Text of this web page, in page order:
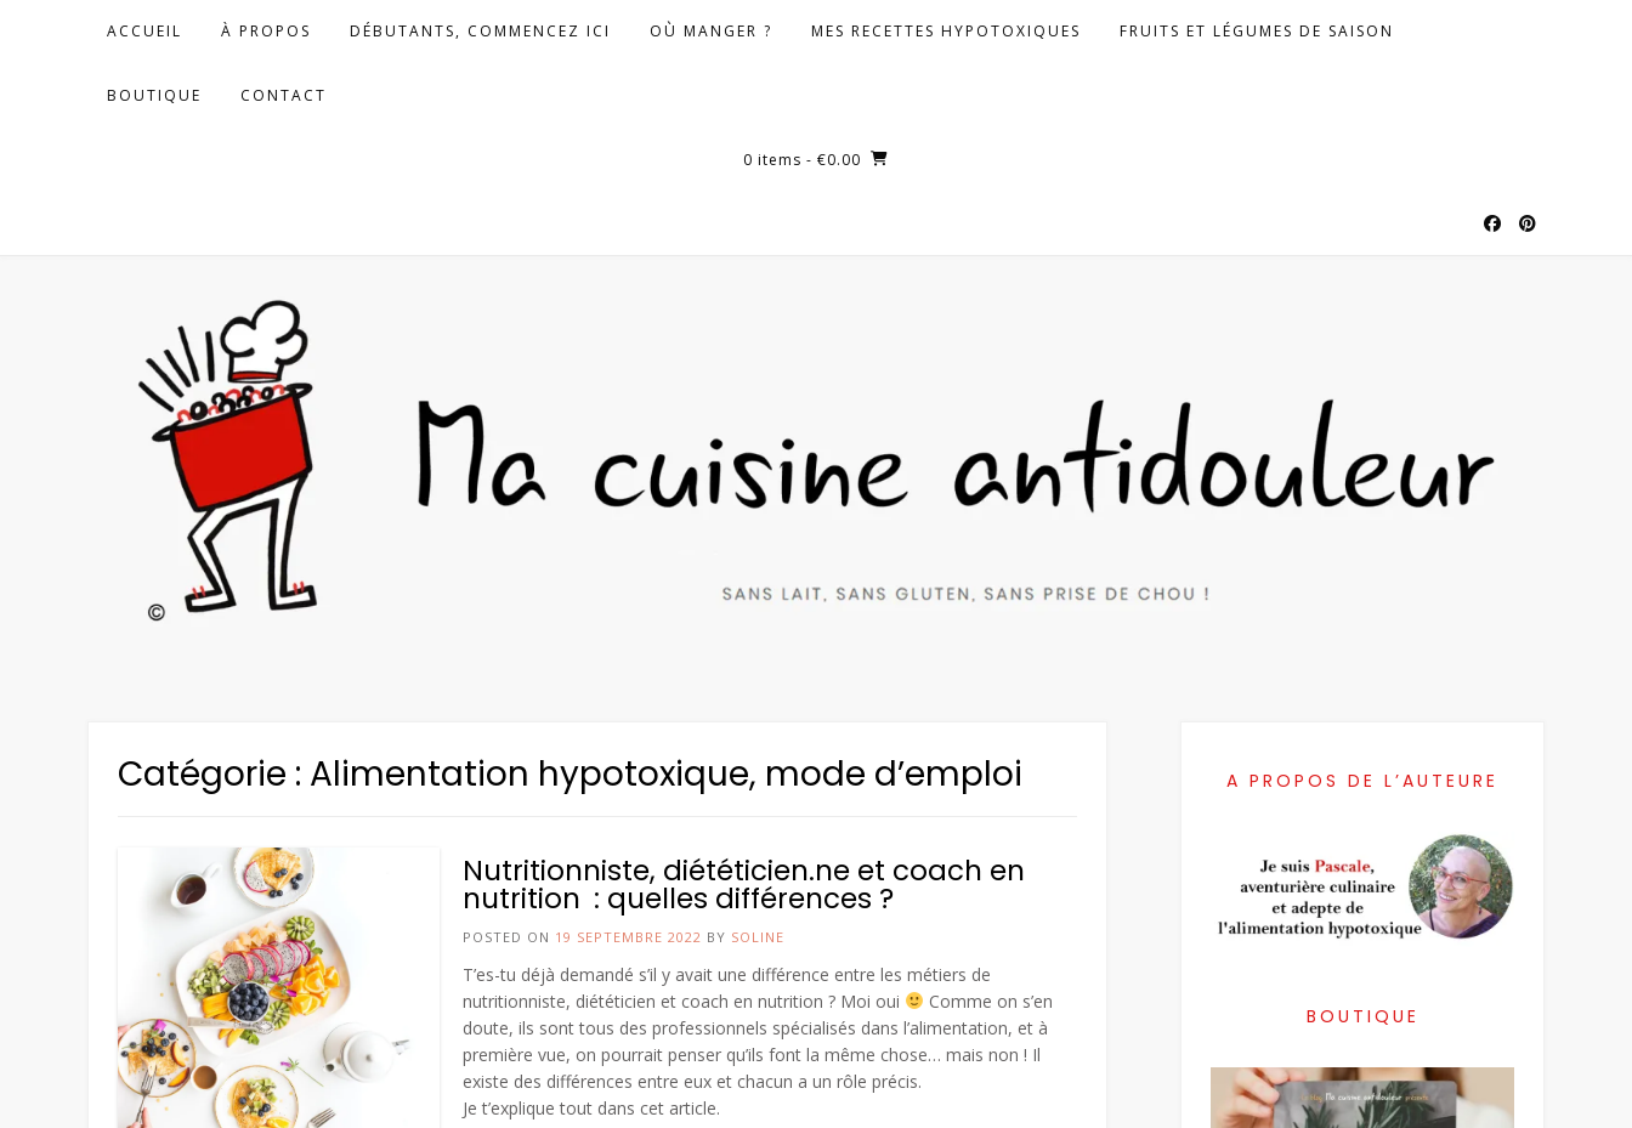
ACCUEIL À PROPOS DÉBUTANTS, COMMENCEZ ICI OÙ MANGER ? MES RECETTES HYPOTOXIQUES FRUITS ET LÉGUMES DE SAISON
BOUTIQUE CONTACT
0 items - €0.00
Catégorie : Alimentation hypotoxique, mode d’emploi
Nutritionniste, diététicien.ne et coach en
nutrition : quelles différences ?
POSTED ON 19 SEPTEMBRE 2022 BY SOLINE
T’es-tu déjà demandé s’il y avait une différence entre les métiers de
nutritionniste, diététicien et coach en nutrition ? Moi oui
Comme on s’en
doute, ils sont tous des professionnels spécialisés dans l’alimentation, et à
première vue, on pourrait penser qu’ils font la même chose… mais non ! Il
existe des différences entre eux et chacun a un rôle précis.
Je t’explique tout dans cet article.
A PROPOS DE L’AUTEURE
BOUTIQUE